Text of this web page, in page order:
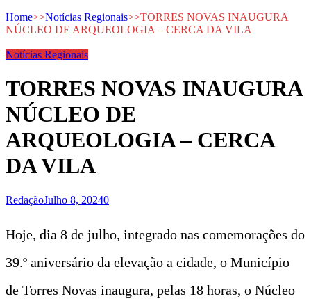
Home>>Notícias Regionais>>TORRES NOVAS INAUGURA
NÚCLEO DE ARQUEOLOGIA – CERCA DA VILA
Notícias Regionais
TORRES NOVAS INAUGURA
NÚCLEO DE
ARQUEOLOGIA – CERCA
DA VILA
RedaçãoJulho 8, 20240
Hoje, dia 8 de julho, integrado nas comemorações do
39.º aniversário da elevação a cidade, o Município
de Torres Novas inaugura, pelas 18 horas, o Núcleo